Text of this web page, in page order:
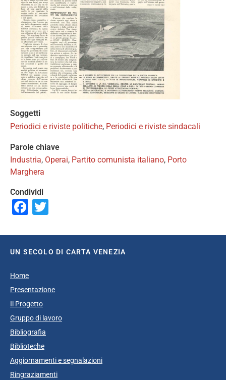
Soggetti
Periodici e riviste politiche, Periodici e riviste sindacali
Parole chiave
Industria, Operai, Partito comunista italiano, Porto
Marghera
Condividi
Facebook
UN SECOLO DI CARTA VENEZIA
Home
Presentazione
Il Progetto
Gruppo di lavoro
Bibliografia
Biblioteche
Aggiornamenti e segnalazioni
Ringraziamenti